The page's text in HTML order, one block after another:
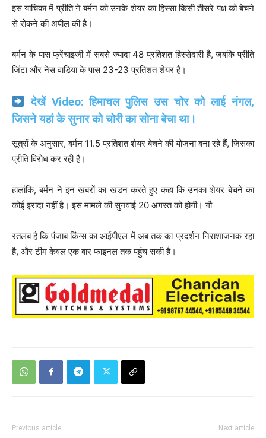
इस याचिका में प्रीति ने बर्मन को उनके शेयर का हिस्सा किसी तीसरे पक्ष को बेचने
से रोकने की अपील की है।
बर्मन के पास फ्रेंचाइजी में सबसे ज्यादा 48 प्रतिशत हिस्सेदारी है, जबकि प्रीति
जिंटा और नेस वाडिया के पास 23-23 प्रतिशत शेयर हैं।
देखें Video: हिमाचल पुलिस उस चोर को लाई नंगल,
जिसने यहां के सुनार को चोरी का सोना बेचा था।
सूत्रों के अनुसार, बर्मन 11.5 प्रतिशत शेयर बेचने की योजना बना रहे हैं, जिसका
प्रीति विरोध कर रही हैं।
हालांकि, बर्मन ने इन खबरों का खंडन करते हुए कहा कि उनका शेयर बेचने का
कोई इरादा नहीं है। इस मामले की सुनवाई 20 अगस्त को होगी। गौ
रतलब है कि पंजाब किंग्स का आईपीएल में अब तक का प्रदर्शन निराशाजनक रहा
है, और टीम केवल एक बार फाइनल तक पहुंच सकी है।
Previous article Next article